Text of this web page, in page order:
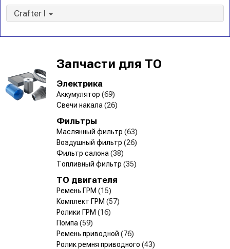
Crafter I
Запчасти для ТО
Электрика
Аккумулятор (69)
Свечи накала (26)
Фильтры
Маслянный фильтр (63)
Воздушный фильтр (26)
Фильтр салона (38)
Топливный фильтр (35)
ТО двигателя
Ремень ГРМ (15)
Комплект ГРМ (57)
Ролики ГРМ (16)
Помпа (59)
Ремень приводной (76)
Ролик ремня приводного (43)